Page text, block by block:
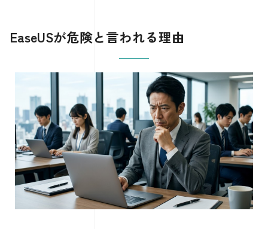
EaseUSが危険と言われる理由